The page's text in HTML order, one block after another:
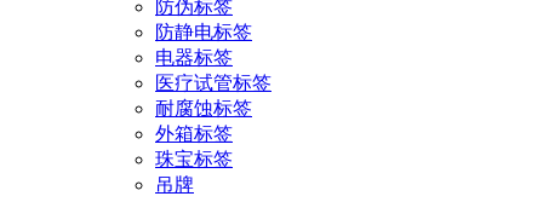
防伪标签
防静电标签
电器标签
医疗试管标签
耐腐蚀标签
外箱标签
珠宝标签
吊牌